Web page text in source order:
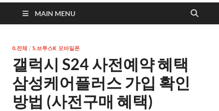
MAIN MENU
0.전체 / 5.브루스K 모바일폰
갤럭시 S24 사전예약 혜택
삼성케어플러스 가입 확인
방법 (사전구매 혜택)